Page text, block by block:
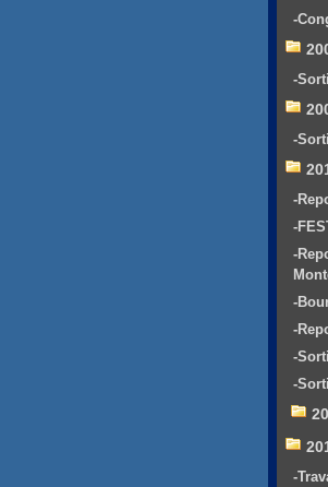
-
-
-
-
-
-
-
-
-
-
-